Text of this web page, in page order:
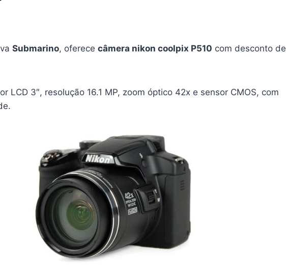
Submarino, oferece câmera nikon coolpix P510 com desconto de
LCD 3″, resolução 16.1 MP, zoom óptico 42x e sensor CMOS, com